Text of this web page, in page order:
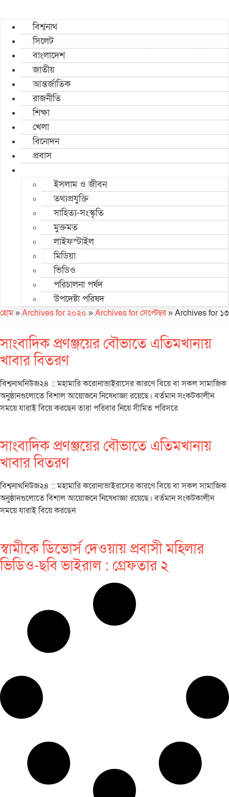
বিশ্বনাথ
সিলেট
বাংলাদেশ
জাতীয়
আন্তর্জাতিক
রাজনীতি
শিক্ষা
খেলা
বিনোদন
প্রবাস
ইসলাম ও জীবন
তথ্যপ্রযুক্তি
সাহিত্য-সংস্কৃতি
মুক্তমত
লাইফস্টাইল
মিডিয়া
ভিডিও
পরিচালনা পর্ষদ
উপদেষ্টা পরিষদ
হোম»Archives for ২০২০ »Archives for সেপ্টেম্বর»Archives for ১৩
সাংবাদিক প্রণঞ্জয়ের বৌভাতে এতিমখানায়
খাবার বিতরণ
বিশ্বনাথনিউজ২৪ :: মহামারি করোনাভাইরাসের কারণে বিয়ে বা সকল সামাজিক
অনুষ্ঠানগুলোতে বিশাল আয়োজনে নিষেধাজ্ঞা রয়েছে। বর্তমান সংকটকালীন
সময়ে যারাই বিয়ে করছেন তারা পরিবার নিয়ে সীমিত পরিসরে
সাংবাদিক প্রণঞ্জয়ের বৌভাতে এতিমখানায়
খাবার বিতরণ
বিশ্বনাথনিউজ২৪ :: মহামারি করোনাভাইরাসের কারণে বিয়ে বা সকল সামাজিক
অনুষ্ঠানগুলোতে বিশাল আয়োজনে নিষেধাজ্ঞা রয়েছে। বর্তমান সংকটকালীন
সময়ে যারাই বিয়ে করছেন
স্বামীকে ডিভোর্স দেওয়ায় প্রবাসী মহিলার
ভিডিও-ছবি ভাইরাল : গ্রেফতার ২